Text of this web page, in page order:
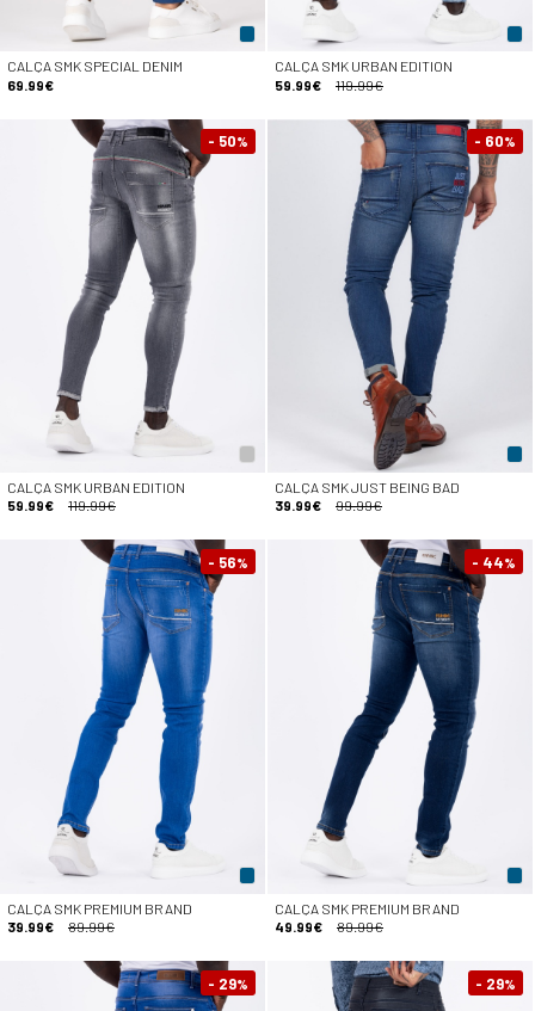
CALÇA SMK SPECIAL DENIM
69.99€
CALÇA SMK URBAN EDITION
59.99€
119.99€
- 50%
CALÇA SMK URBAN EDITION
59.99€
119.99€
- 60%
CALÇA SMK JUST BEING BAD
39.99€
99.99€
- 56%
CALÇA SMK PREMIUM BRAND
39.99€
89.99€
- 44%
CALÇA SMK PREMIUM BRAND
49.99€
89.99€
- 29% - 29%